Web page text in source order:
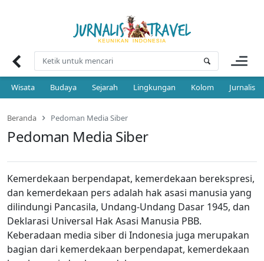
Wisata Budaya Sejarah Lingkungan Kolom Jurnalis
Beranda Pedoman Media Siber
Pedoman Media Siber
Kemerdekaan berpendapat, kemerdekaan berekspresi,
dan kemerdekaan pers adalah hak asasi manusia yang
dilindungi Pancasila, Undang-Undang Dasar 1945, dan
Deklarasi Universal Hak Asasi Manusia PBB.
Keberadaan media siber di Indonesia juga merupakan
bagian dari kemerdekaan berpendapat, kemerdekaan